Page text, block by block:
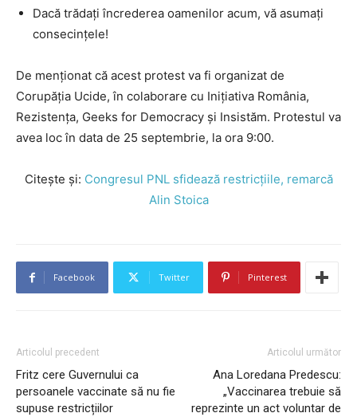
Dacă trădați încrederea oamenilor acum, vă asumaţi
consecinţele!
De menționat că acest protest va fi organizat de
Corupăția Ucide, în colaborare cu Inițiativa România,
Rezistența, Geeks for Democracy și Insistăm. Protestul va
avea loc în data de 25 septembrie, la ora 9:00.
Citește și: Congresul PNL sfidează restricțiile, remarcă
Alin Stoica
Facebook Twitter Pinterest
Articolul precedent
Fritz cere Guvernului ca
persoanele vaccinate să nu fie
supuse restricțiilor
Articolul următor
Ana Loredana Predescu:
„Vaccinarea trebuie să
reprezinte un act voluntar de